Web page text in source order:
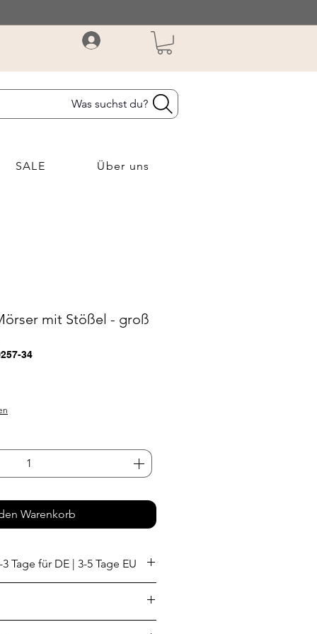
Was suchst du?
SALE Über uns
mit Stößel - groß
34
Warenkorb
Tage für DE | 3-5 Tage EU